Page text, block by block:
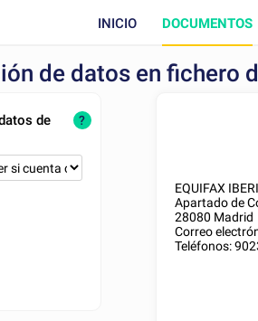
INICIO DOCUMENTOS
de datos en fichero
de
?
EQUIFAX
Apartado de
28080 Madrid
Correo
Teléfonos: